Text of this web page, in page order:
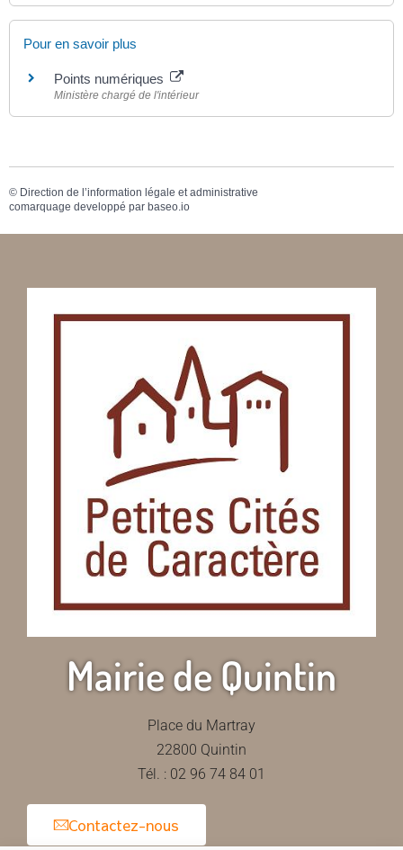
Pour en savoir plus
Points numériques
Ministère chargé de l'intérieur
© Direction de l’information légale et administrative
comarquage developpé par baseo.io
Mairie de Quintin
Place du Martray
22800 Quintin
Tél. : 02 96 74 84 01
Contactez-nous